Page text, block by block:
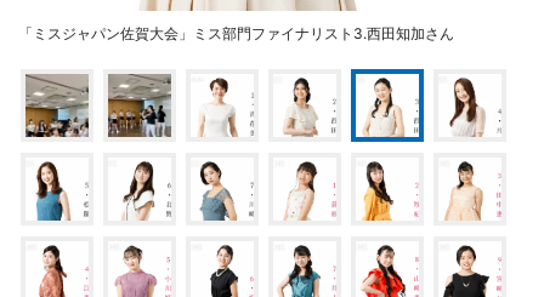
「ミスジャパン佐賀大会」ミス部門ファイナリスト3.西田知加さん